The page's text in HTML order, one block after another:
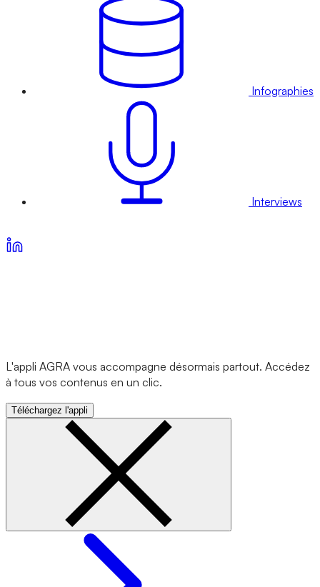
Infographies
Interviews
L'appli AGRA vous accompagne désormais partout. Accédez
à tous vos contenus en un clic.
Téléchargez l'appli